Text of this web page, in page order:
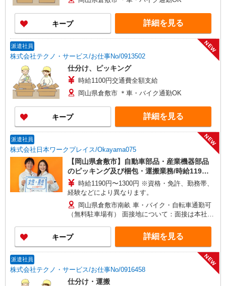
キープ 詳細を見る
派遣社員
株式会社テクノ・サービス/お仕事No/0913502
NEW
仕分け、ピッキング
時給1100円交通費全額支給
岡山県倉敷市 ＊車・バイク通勤OK
キープ 詳細を見る
派遣社員
株式会社日本ワークプレイス/Okayama075
NEW
【岡山県倉敷市】自動車部品・産業機器部品
のピッキング及び梱包・運搬業務/時給1190
円/日勤/土日休み/残業なし
時給1190円〜1300円 ※資格・免許、勤務帯、
経験などにより異なります。
岡山県倉敷市南畝 車・バイク・自転車通勤可
（無料駐車場有） 面接地について：面接は本社・
お気軽にご相談・お問い合わせ下さい。 岡山事務
所開設に向けて準備中です。
キープ 詳細を見る
派遣社員
株式会社テクノ・サービス/お仕事No/0916458
NEW
仕分け・運搬